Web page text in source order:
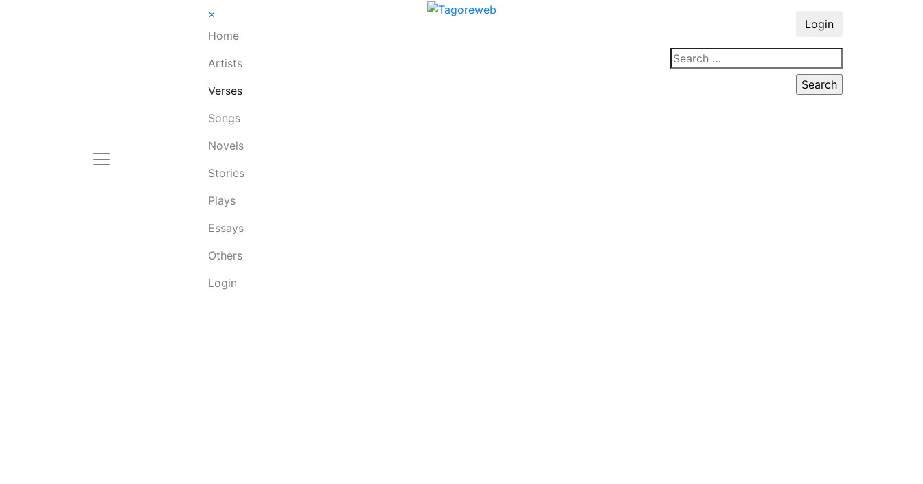
×
Home
Artists
Verses
Songs
Novels
Stories
Plays
Essays
Others
Login
Login